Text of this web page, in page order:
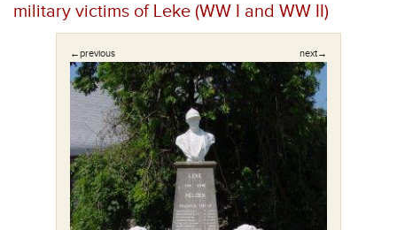
military victims of Leke (WW I and WW II)
←previous next→